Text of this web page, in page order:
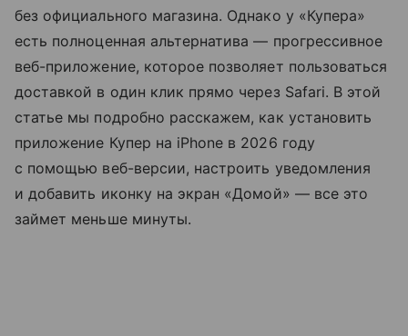
без официального магазина. Однако у «Купера»
есть полноценная альтернатива — прогрессивное
веб-приложение, которое позволяет пользоваться
доставкой в один клик прямо через Safari. В этой
статье мы подробно расскажем, как установить
приложение Купер на iPhone в 2026 году
с помощью веб-версии, настроить уведомления
и добавить иконку на экран «Домой» — все это
займет меньше минуты.